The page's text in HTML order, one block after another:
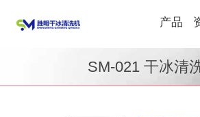
产品
SM-021 干冰清